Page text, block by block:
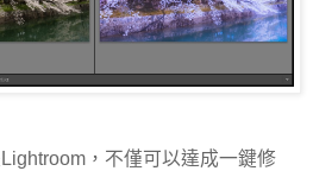
，不僅可以達成一鍵修